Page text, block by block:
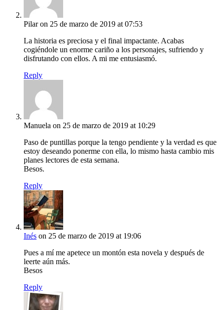
Pilar on 25 de marzo de 2019 at 07:53
La historia es preciosa y el final impactante. Acabas
cogiéndole un enorme cariño a los personajes, sufriendo y
disfrutando con ellos. A mi me entusiasmó.
Reply
Manuela on 25 de marzo de 2019 at 10:29
Paso de puntillas porque la tengo pendiente y la verdad es que
estoy deseando ponerme con ella, lo mismo hasta cambio mis
planes lectores de esta semana.
Besos.
Reply
Inés on 25 de marzo de 2019 at 19:06
Pues a mí me apetece un montón esta novela y después de
leerte aún más.
Besos
Reply